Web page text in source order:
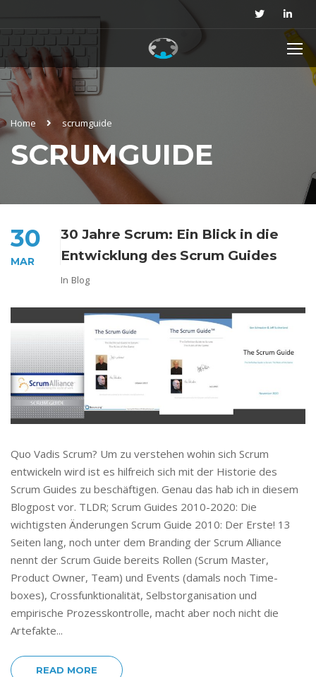
Home scrumguide
SCRUMGUIDE
30
MAR
30 Jahre Scrum: Ein Blick in die
Entwicklung des Scrum Guides
In Blog
Quo Vadis Scrum? Um zu verstehen wohin sich Scrum
entwickeln wird ist es hilfreich sich mit der Historie des
Scrum Guides zu beschäftigen. Genau das hab ich in diesem
Blogpost vor. TLDR; Scrum Guides 2010-2020: Die
wichtigsten Änderungen Scrum Guide 2010: Der Erste! 13
Seiten lang, noch unter dem Branding der Scrum Alliance
nennt der Scrum Guide bereits Rollen (Scrum Master,
Product Owner, Team) und Events (damals noch Time-
boxes), Crossfunktionalität, Selbstorganisation und
empirische Prozesskontrolle, macht aber noch nicht die
Artefakte...
READ MORE